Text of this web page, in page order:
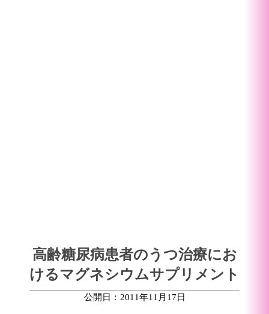
高齢糖尿病患者のうつ治療にお
けるマグネシウムサプリメント
公開日：2011年11月17日